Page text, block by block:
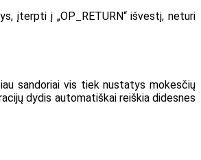
įterpti į „OP_RETURN“ išvestį, neturi
sandoriai vis tiek nustatys mokesčių
dydis automatiškai reiškia didesnes